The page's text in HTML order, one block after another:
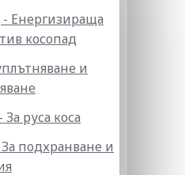
Енергизираща
косопад
и
руса коса
подхранване и